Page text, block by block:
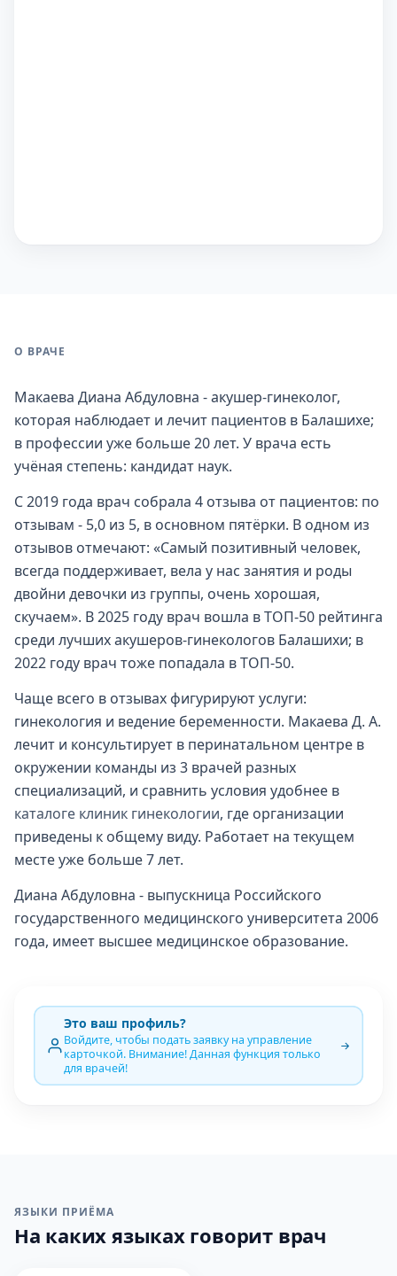
О ВРАЧЕ
Макаева Диана Абдуловна - акушер-гинеколог,
которая наблюдает и лечит пациентов в Балашихе;
в профессии уже больше 20 лет. У врача есть
учёная степень: кандидат наук.
С 2019 года врач собрала 4 отзыва от пациентов: по
отзывам - 5,0 из 5, в основном пятёрки. В одном из
отзывов отмечают: «Самый позитивный человек,
всегда поддерживает, вела у нас занятия и роды
двойни девочки из группы, очень хорошая,
скучаем». В 2025 году врач вошла в ТОП-50 рейтинга
среди лучших акушеров-гинекологов Балашихи; в
2022 году врач тоже попадала в ТОП-50.
Чаще всего в отзывах фигурируют услуги:
гинекология и ведение беременности. Макаева Д. А.
лечит и консультирует в перинатальном центре в
окружении команды из 3 врачей разных
специализаций, и сравнить условия удобнее в
каталоге клиник гинекологии, где организации
приведены к общему виду. Работает на текущем
месте уже больше 7 лет.
Диана Абдуловна - выпускница Российского
государственного медицинского университета 2006
года, имеет высшее медицинское образование.
Это ваш профиль?
Войдите, чтобы подать заявку на управление
карточкой. Внимание! Данная функция только
для врачей!
ЯЗЫКИ ПРИЁМА
На каких языках говорит врач